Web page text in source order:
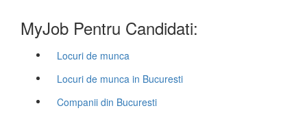
MyJob Pentru Candidati:
Locuri de munca
Locuri de munca in Bucuresti
Companii din Bucuresti